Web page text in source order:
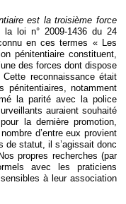
est la troisième force
la loi n° 2009-1436 du 24
en ces termes « Les
pénitentiaire constituent,
des forces dont dispose
reconnaissance était
pénitentiaires, notamment
la parité avec la police
auraient souhaité
la dernière promotion,
d’entre eux provient
de statut, il s’agissait donc
propres recherches (par
avec les praticiens
à leur association